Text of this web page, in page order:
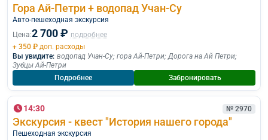
Гора Ай-Петри + водопад Учан-Су
Авто-пешеходная экскурсия
Цена:2 700 ₽ подробнее
+ 350 ₽ доп. расходы
Вы увидите: водопад Учан-Су; гора Ай-Петри;Дорога на Ай Петри;
Зубцы Ай-Петри
Подробнее
Забронировать
14:30 № 2970
Экскурсия - квест "История нашего города"
Пешеходная экскурcия